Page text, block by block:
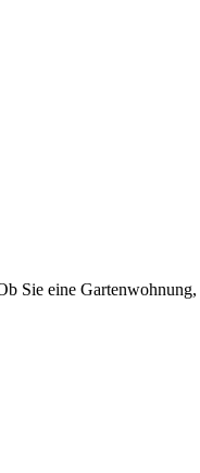
eine